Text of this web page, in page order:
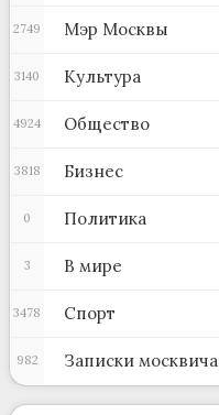
Мэр Москвы
2749
Культура
3140
Общество
4924
Бизнес
3818
Политика
0
В мире
3
Спорт
3478
Записки москвича
982